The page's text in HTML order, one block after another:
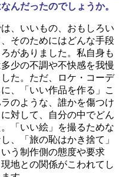
んだったのでしょうか。
、いいもの、おもしろい
そのためにはどんな手段
がありました。私自身も
少の不調や不快感を我慢
た。ただ、ロケ・コーデ
、「いい作品を作る」こ
のような、誰かを傷つけ
対して、自分の中でどん
「いい絵」を撮るためな
、「旅の恥はかき捨て」
う制作側の態度や要求
地との関係がこわれてし